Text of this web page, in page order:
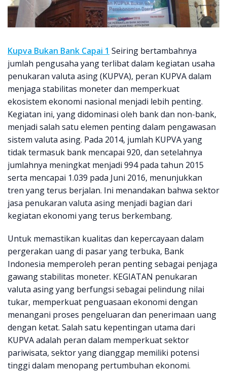
Kupva Bukan Bank Capai 1 Seiring bertambahnya
jumlah pengusaha yang terlibat dalam kegiatan usaha
penukaran valuta asing (KUPVA), peran KUPVA dalam
menjaga stabilitas moneter dan memperkuat
ekosistem ekonomi nasional menjadi lebih penting.
Kegiatan ini, yang didominasi oleh bank dan non-bank,
menjadi salah satu elemen penting dalam pengawasan
sistem valuta asing. Pada 2014, jumlah KUPVA yang
tidak termasuk bank mencapai 920, dan setelahnya
jumlahnya meningkat menjadi 994 pada tahun 2015
serta mencapai 1.039 pada Juni 2016, menunjukkan
tren yang terus berjalan. Ini menandakan bahwa sektor
jasa penukaran valuta asing menjadi bagian dari
kegiatan ekonomi yang terus berkembang.
Untuk memastikan kualitas dan kepercayaan dalam
pergerakan uang di pasar yang terbuka, Bank
Indonesia memperoleh peran penting sebagai penjaga
gawang stabilitas moneter. KEGIATAN penukaran
valuta asing yang berfungsi sebagai pelindung nilai
tukar, memperkuat penguasaan ekonomi dengan
menangani proses pengeluaran dan penerimaan uang
dengan ketat. Salah satu kepentingan utama dari
KUPVA adalah peran dalam memperkuat sektor
pariwisata, sektor yang dianggap memiliki potensi
tinggi dalam menopang pertumbuhan ekonomi.